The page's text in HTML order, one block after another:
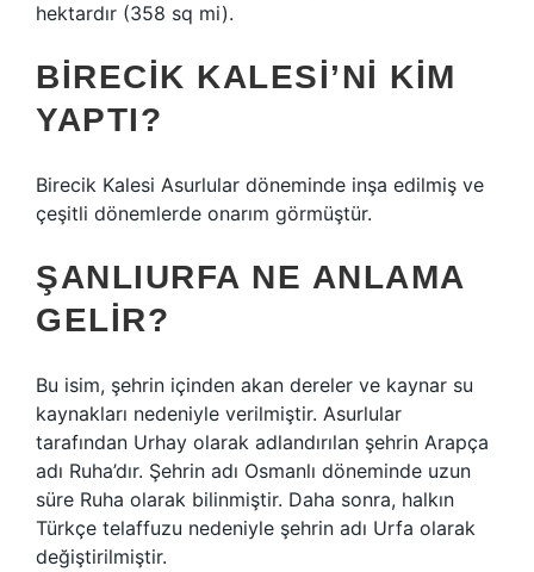
hektardır (358 sq mi).
BIRECIK KALESI’NI KIM
YAPTI?
Birecik Kalesi Asurlular döneminde inşa edilmiş ve
çeşitli dönemlerde onarım görmüştür.
ŞANLIURFA NE ANLAMA
GELIR?
Bu isim, şehrin içinden akan dereler ve kaynar su
kaynakları nedeniyle verilmiştir. Asurlular
tarafından Urhay olarak adlandırılan şehrin Arapça
adı Ruha’dır. Şehrin adı Osmanlı döneminde uzun
süre Ruha olarak bilinmiştir. Daha sonra, halkın
Türkçe telaffuzu nedeniyle şehrin adı Urfa olarak
değiştirilmiştir.